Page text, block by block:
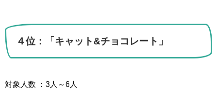
４位：「キャット&チョコレート」
対象人数 ：3人～6人